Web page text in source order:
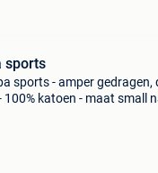
sports
sports - amper gedragen,
100% katoen - maat small